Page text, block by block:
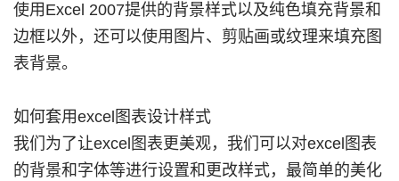
使用Excel 2007提供的背景样式以及纯色填充背景和
边框以外，还可以使用图片、剪贴画或纹理来填充图
表背景。
如何套用excel图表设计样式
我们为了让excel图表更美观，我们可以对excel图表
的背景和字体等进行设置和更改样式，最简单的美化